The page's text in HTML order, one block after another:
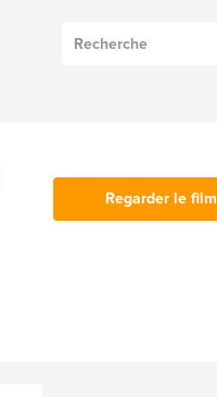
Regarder le film